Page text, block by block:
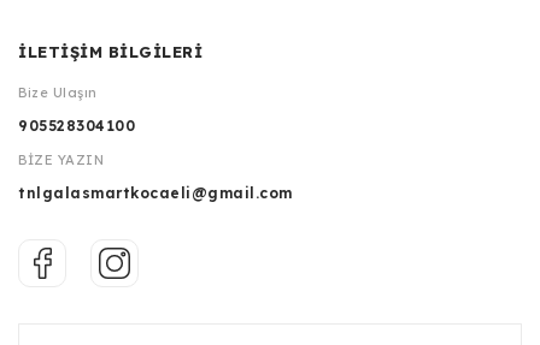
İLETİŞİM BİLGİLERİ
Bize Ulaşın
905528304100
BİZE YAZIN
tnlgalasmartkocaeli@gmail.com